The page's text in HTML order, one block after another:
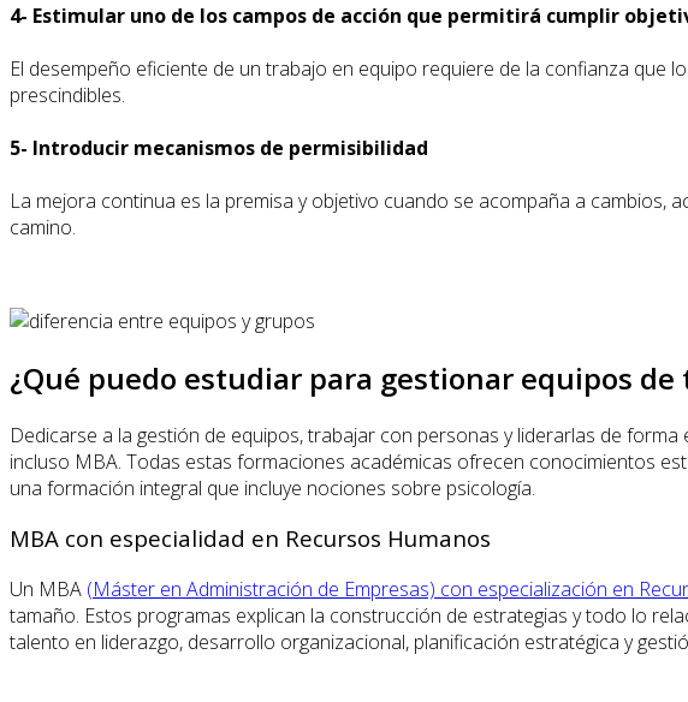
4- Estimular uno de los campos de acción que permitirá cumplir
El desempeño eficiente de un trabajo en equipo requiere de la confianza
prescindibles.
5- Introducir mecanismos de permisibilidad
La mejora continua es la premisa y objetivo cuando se acompaña a
camino.
¿Qué puedo estudiar para gestionar equipos de
Dedicarse a la gestión de equipos, trabajar con personas y liderarlas de
incluso MBA. Todas estas formaciones académicas ofrecen conocimientos
una formación integral que incluye nociones sobre psicología.
MBA con especialidad en Recursos Humanos
Un MBA (Máster en Administración de Empresas) con especialización en
tamaño. Estos programas explican la construcción de estrategias y todo lo
talento en liderazgo, desarrollo organizacional, planificación estratégica y